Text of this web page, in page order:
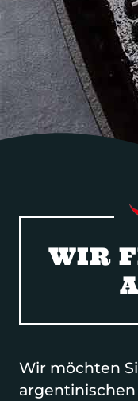
WIR
Wir möchten